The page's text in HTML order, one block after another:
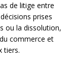
de litige entre
prises
ou la dissolution,
commerce et
tiers.